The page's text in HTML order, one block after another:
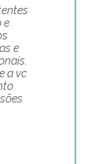
e
e
a vc